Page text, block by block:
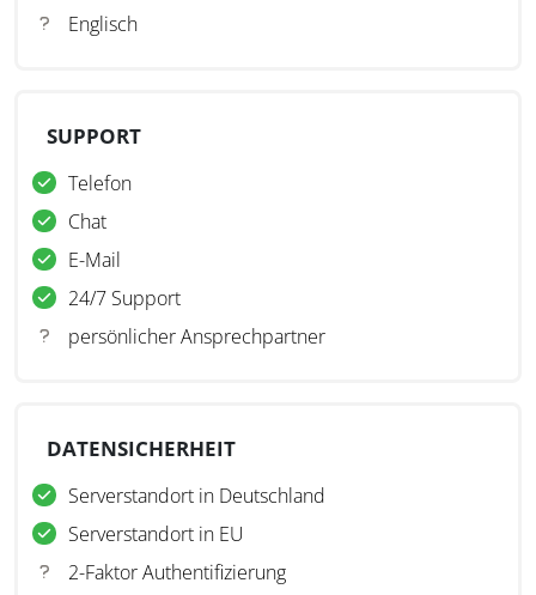
Englisch
SUPPORT
Telefon
Chat
E-Mail
24/7 Support
persönlicher Ansprechpartner
DATENSICHERHEIT
Serverstandort in Deutschland
Serverstandort in EU
2-Faktor Authentifizierung